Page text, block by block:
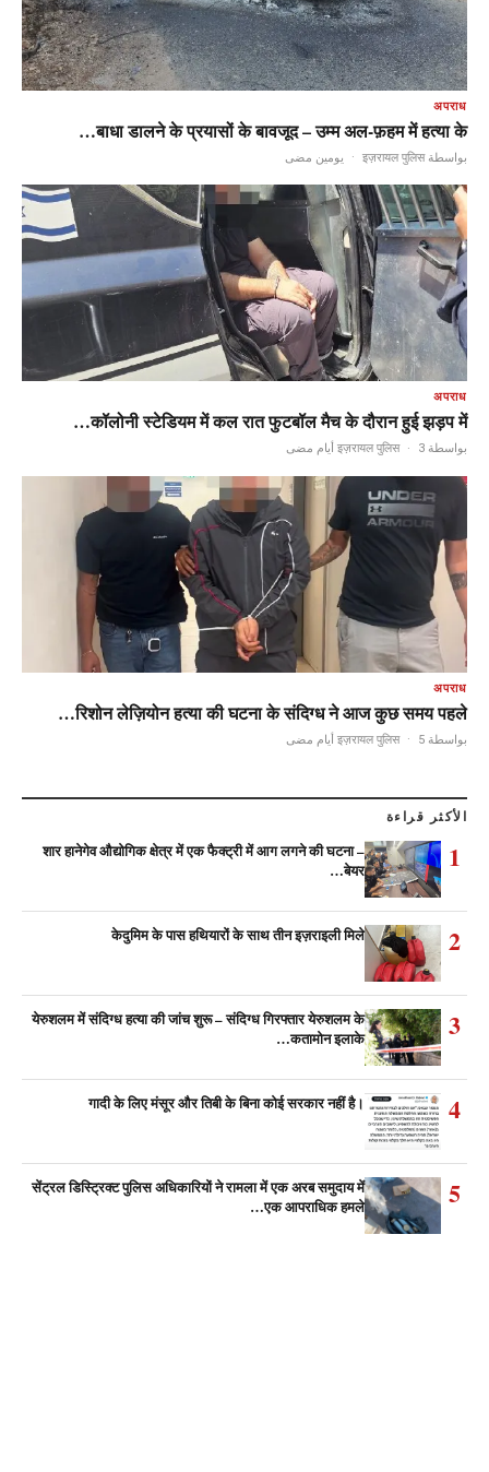
अपराध
बाधा डालने के प्रयासों के बावजूद – उम्म अल-फ़हम में हत्या के…
بواسطة इज़रायल पुलिस · يومين مضى
अपराध
कॉलोनी स्टेडियम में कल रात फुटबॉल मैच के दौरान हुई झड़प में…
بواسطة इज़रायल पुलिस · 3 أيام مضى
अपराध
रिशोन लेज़ियोन हत्या की घटना के संदिग्ध ने आज कुछ समय पहले…
بواسطة इज़रायल पुलिस · 5 أيام مضى
الأكثر قراءة
1
शार हानेगेव औद्योगिक क्षेत्र में एक फैक्ट्री में आग लगने की घटना –
बेयर…
2
केदुमिम के पास हथियारों के साथ तीन इज़राइली मिले
3
येरुशलम में संदिग्ध हत्या की जांच शुरू – संदिग्ध गिरफ्तार येरुशलम के
कतामोन इलाके…
4
गादी के लिए मंसूर और तिबी के बिना कोई सरकार नहीं है।
5
सेंट्रल डिस्ट्रिक्ट पुलिस अधिकारियों ने रामला में एक अरब समुदाय में
एक आपराधिक हमले…